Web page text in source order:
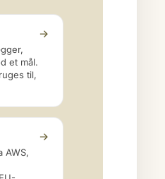
→
et mål.
til,
→
AWS,